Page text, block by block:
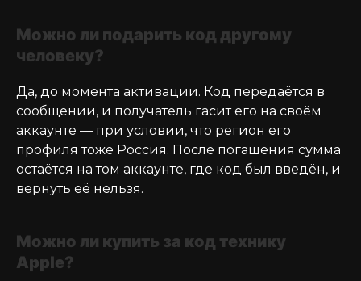
Можно ли подарить код другому
человеку?
Да, до момента активации. Код передаётся в
сообщении, и получатель гасит его на своём
аккаунте — при условии, что регион его
профиля тоже Россия. После погашения сумма
остаётся на том аккаунте, где код был введён, и
вернуть её нельзя.
Можно ли купить за код технику
Apple?